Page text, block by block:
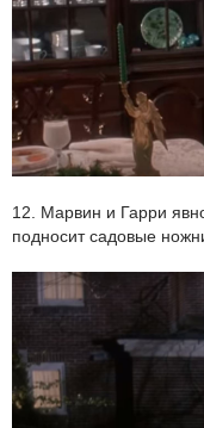
12. Марвин и Гарри
подносит садовые